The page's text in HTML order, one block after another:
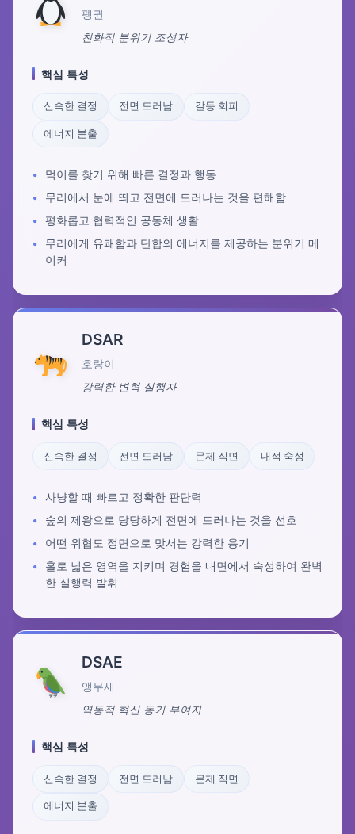
펭귄
친화적 분위기 조성자
핵심 특성
신속한 결정 전면 드러남 갈등 회피
에너지 분출
먹이를 찾기 위해 빠른 결정과 행동
무리에서 눈에 띄고 전면에 드러나는 것을 편해함
평화롭고 협력적인 공동체 생활
무리에게 유쾌함과 단합의 에너지를 제공하는 분위기 메
이커
DSAR
호랑이
강력한 변혁 실행자
핵심 특성
신속한 결정 전면 드러남 문제 직면 내적 숙성
사냥할 때 빠르고 정확한 판단력
숲의 제왕으로 당당하게 전면에 드러나는 것을 선호
어떤 위협도 정면으로 맞서는 강력한 용기
홀로 넓은 영역을 지키며 경험을 내면에서 숙성하여 완벽
한 실행력 발휘
DSAE
앵무새
역동적 혁신 동기 부여자
핵심 특성
신속한 결정 전면 드러남 문제 직면
에너지 분출